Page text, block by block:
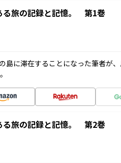
旅の記録と記憶。 第1巻
島に滞在することになった筆者が
旅の記録と記憶。 第2巻